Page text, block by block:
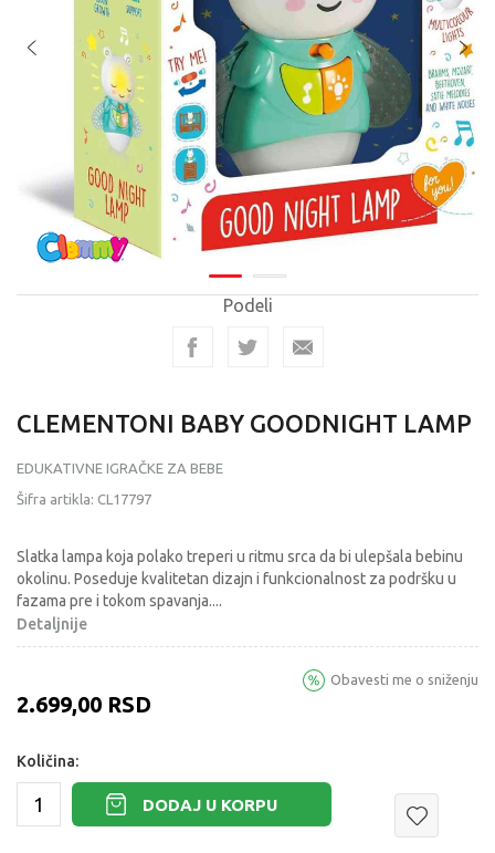
Podeli
CLEMENTONI BABY GOODNIGHT LAMP
EDUKATIVNE IGRAČKE ZA BEBE
Šifra artikla: CL17797
Slatka lampa koja polako treperi u ritmu srca da bi ulepšala bebinu
okolinu. Poseduje kvalitetan dizajn i funkcionalnost za podršku u
fazama pre i tokom spavanja....
Detaljnije
2.699,00 RSD
Obavesti me o sniženju
Količina:
DODAJ U KORPU